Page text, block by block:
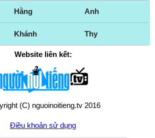
Hằng Anh
Khánh Thy
Website liên kết:
(C) nguoinoitieng.tv 2016
Điều khoản sử dụng